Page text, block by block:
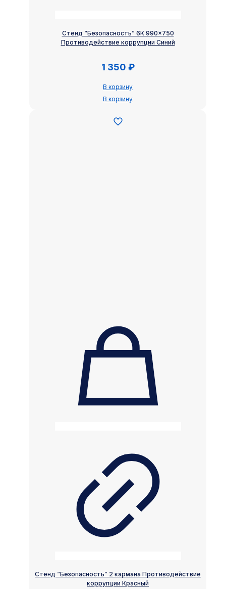
Стенд “Безопасность” 6К 990×750
Противодействие коррупции Синий
1 350 ₽
В корзину
В корзину
Стенд “Безопасность” 2 кармана Противодействие
коррупции Красный